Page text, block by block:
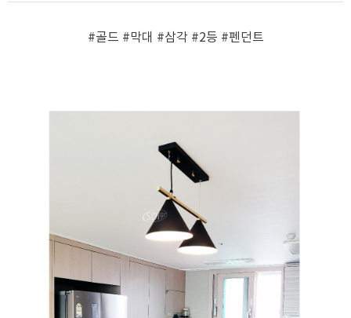
PAYCO 바로구매
#골드 #막대 #삼각 #2등 #펜던트